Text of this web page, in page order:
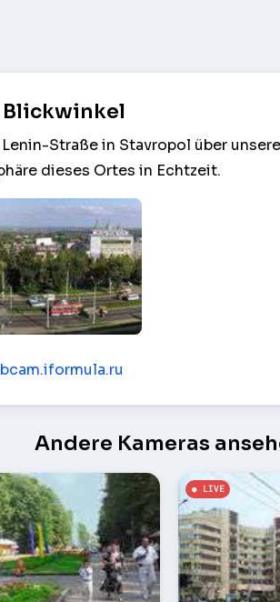
Blickwinkel
Straße in Stavropol über
dieses Ortes in Echtzeit.
Andere Kameras